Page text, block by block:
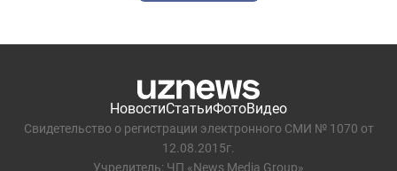
НовостиСтатьиФотоВидео
Свидетельство о регистрации электронного СМИ № 1070 от
12.08.2015г.
Учредитель: ЧП «News Media Group»